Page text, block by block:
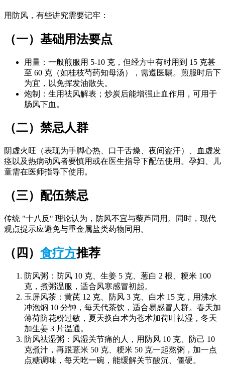
用防风，有些讲究需要记牢：
（一）基础用法要点
用量：一般煎服用 5-10 克，但经方中有时用到 15 克甚
至 60 克（如桂枝芍药知母汤），需遵医嘱。煎服时后下
为宜，以免挥发油散失。
炮制：生用祛风解表；炒炭后能增强止血作用，可用于
肠风下血。
（二）禁忌人群
阴虚火旺（表现为手脚心热、口干舌燥、夜间盗汗）、血虚发
痉以及热病动风者要慎用或在医生指导下配伍使用。孕妇、儿
童需在医师指导下使用。
（三）配伍禁忌
传统 "十八反" 理论认为，防风不宜与藜芦同用。同时，现代
观点提示应避免与重金属盐类药物同用。
（四） 食疗方推荐
防风粥：防风 10 克、生姜 5 克、葱白 2 根、粳米 100
克，煮粥温服，适合风寒感冒初起。
玉屏风茶：黄芪 12 克、防风 3 克、白术 15 克，用沸水
冲泡焖 10 分钟，每天代茶饮，适合易感冒人群。春天加
薄荷防花粉过敏，夏天换白术为苍术加荷叶祛湿，冬天
加生姜 3 片温通。
防风祛湿粥：风湿关节痛的人，用防风 10 克、防己 10
克煮汁，再跟薏米 50 克、粳米 50 克一起熬粥，加一点
点糖调味，每天吃一碗，能缓解关节酸沉、僵硬。